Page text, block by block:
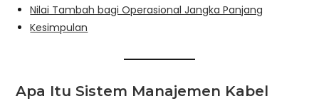
Nilai Tambah bagi Operasional Jangka Panjang
Kesimpulan
Apa Itu Sistem Manajemen Kabel